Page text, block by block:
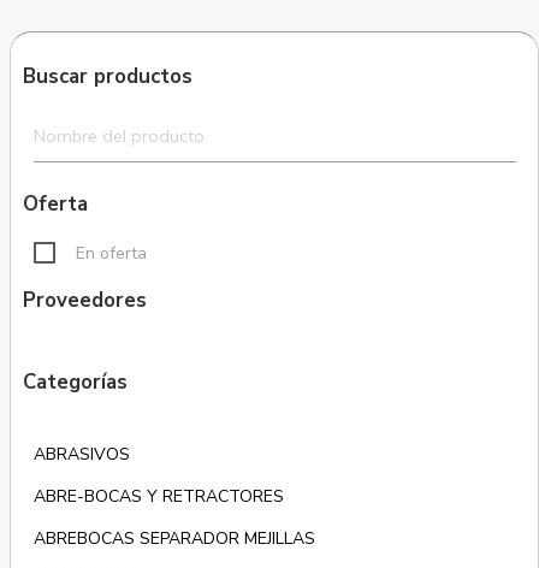
Buscar productos
Oferta
En oferta
Proveedores
Categorías
ABRASIVOS
ABRE-BOCAS Y RETRACTORES
ABREBOCAS SEPARADOR MEJILLAS